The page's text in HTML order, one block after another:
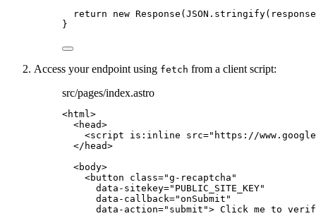
return
new Response ( JSON . stringify(
}
Access your endpoint using fetch from a client script:
src/pages/index.astro
<html>
<head>
<script is:inline src=" https://
</ head>
<body>
<button class="g-recaptcha "
data-sitekey=" PUBLIC_SITE_KEY"
data-callback="onSubmit "
data-action=" submit "> Click me to